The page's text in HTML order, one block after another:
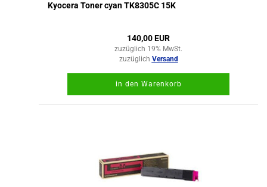
Kyocera Toner cyan TK8305C 15K
140,00 EUR
zuzüglich 19% MwSt.
zuzüglich Versand
in den Warenkorb